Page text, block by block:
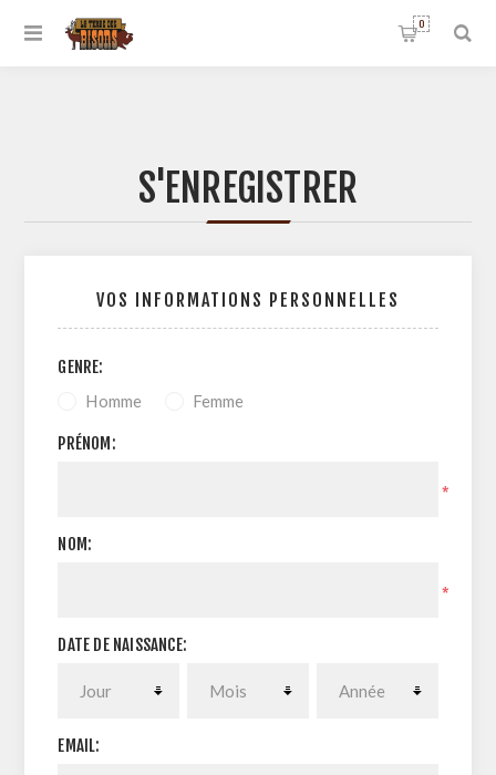
0
S'ENREGISTRER
VOS INFORMATIONS PERSONNELLES
GENRE:
Homme Femme
PRÉNOM:
*
NOM:
*
DATE DE NAISSANCE:
EMAIL: